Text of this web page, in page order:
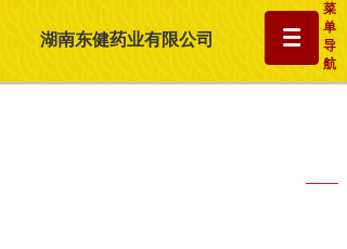
菜
单
导
航
湖南东健药业有限公司